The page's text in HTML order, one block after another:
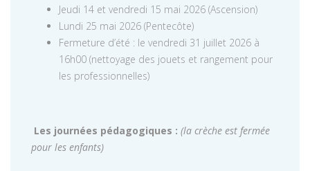
Jeudi 14 et vendredi 15 mai 2026 (Ascension)
Lundi 25 mai 2026 (Pentecôte)
Fermeture d’été : le vendredi 31 juillet 2026 à
16h00 (nettoyage des jouets et rangement pour
les professionnelles)
Les journées pédagogiques : (la crèche est fermée
pour les enfants)